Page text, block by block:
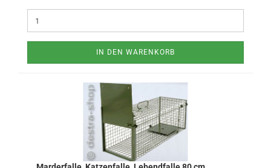
IN DEN WARENKORB